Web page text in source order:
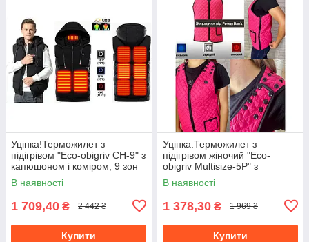
Уцінка!Терможилет з
підігрівом "Eco-obigriv CH-9" з
капюшоном і коміром, 9 зон
обігріву, 3 режими
регулювання температури B
В наявності
1 709,40 ₴ 2 442 ₴
Купити
Уцінка.Терможилет з
підігрівом жіночий "Eco-
obigriv Multisize-5P" з
регулюванням об'єму, M-L, 5
зон обігріву, 3 режими
В наявності
1 378,30 ₴ 1 969 ₴
Купити